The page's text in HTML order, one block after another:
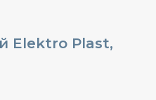
Elektro Plast,